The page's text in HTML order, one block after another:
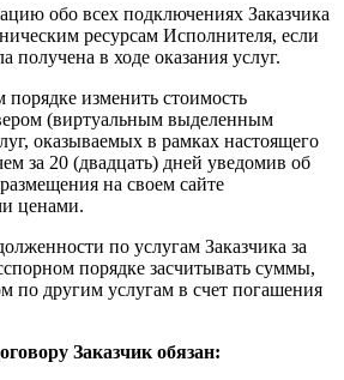
обо всех подключениях Заказчика
ресурсам Исполнителя, если
получена в ходе оказания услуг.
порядке изменить стоимость
(виртуальным выделенным
оказываемых в рамках настоящего
за 20 (двадцать) дней уведомив об
на своем сайте
ценами.
по услугам Заказчика за
порядке засчитывать суммы,
по другим услугам в счет погашения
Заказчик обязан: